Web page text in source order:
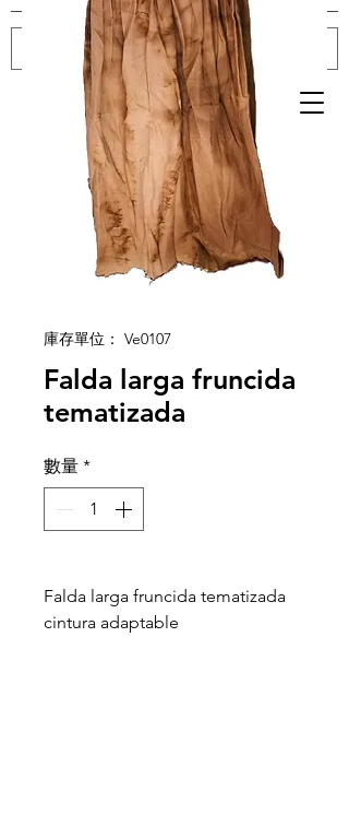
登入
庫存單位： Ve0107
Falda larga fruncida
tematizada
數量 *
Falda larga fruncida tematizada
cintura adaptable